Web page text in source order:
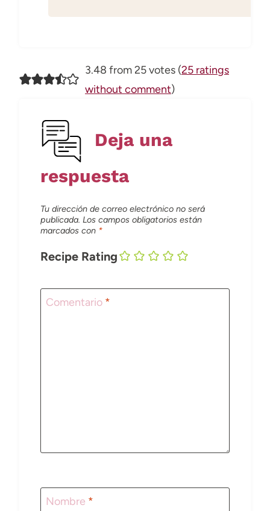
3.48 from 25 votes (25 ratings
without comment)
Deja una
respuesta
Tu dirección de correo electrónico no será
publicada. Los campos obligatorios están
marcados con *
Recipe Rating
Comentario *
Nombre *